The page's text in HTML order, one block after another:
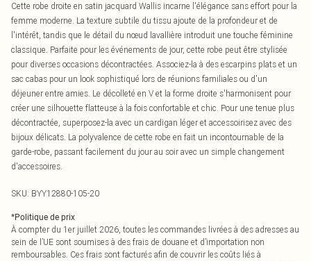
Cette robe droite en satin jacquard Wallis incarne l'élégance sans effort pour la
femme moderne. La texture subtile du tissu ajoute de la profondeur et de
l'intérêt, tandis que le détail du nœud lavallière introduit une touche féminine
classique. Parfaite pour les événements de jour, cette robe peut être stylisée
pour diverses occasions décontractées. Associez-la à des escarpins plats et un
sac cabas pour un look sophistiqué lors de réunions familiales ou d'un
déjeuner entre amies. Le décolleté en V et la forme droite s'harmonisent pour
créer une silhouette flatteuse à la fois confortable et chic. Pour une tenue plus
décontractée, superposez-la avec un cardigan léger et accessoirisez avec des
bijoux délicats. La polyvalence de cette robe en fait un incontournable de la
garde-robe, passant facilement du jour au soir avec un simple changement
d'accessoires.
SKU: BYY12880-105-20
*Politique de prix
À compter du 1er juillet 2026, toutes les commandes livrées à des adresses au
sein de l’UE sont soumises à des frais de douane et d’importation non
remboursables. Ces frais sont facturés afin de couvrir les coûts liés à